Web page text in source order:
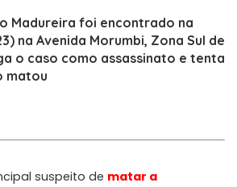
Madureira foi encontrado na
na Avenida Morumbi, Zona Sul de
o caso como assassinato e tenta
matou
suspeito de matar a